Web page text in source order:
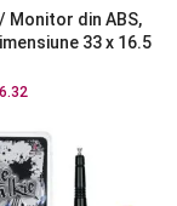
Monitor din ABS,
33 x 16.5
lei26.32.